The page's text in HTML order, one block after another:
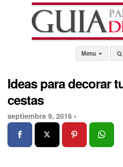
Menu
Ideas para decorar
cestas
septiembre 9, 2016 •